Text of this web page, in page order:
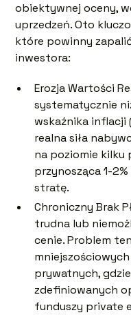
obiektywnej oceny,
uprzedzeń. Oto
które powinny
inwestora:
Erozja Wartości
systematycznie
wskaźnika inflacji
realna siła
na poziomie
przynosząca 1-
stratę.
Chroniczny Brak
trudna lub
cenie. Problem
prywatnych,
zdefiniowanych
funduszy private